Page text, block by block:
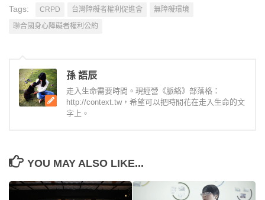
Tags: CRPD 台灣障礙者權利促進會
無障礙環境
聯合國身心障礙者權利公約
孫 語辰
走入生命需要時間。現經營《脈絡》部落格：
http://context.tw，希望可以把時間花在走入生命的文
字上。
YOU MAY ALSO LIKE...